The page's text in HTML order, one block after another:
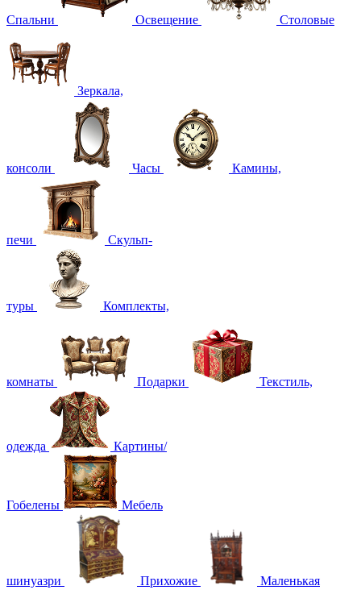
Спальни Освещение Столовые
Зеркала,
консоли Часы Камины,
печи Скульп-
туры Комплекты,
комнаты Подарки Текстиль,
одежда Картины/
Гобелены Мебель
шинуазри Прихожие
Маленькая